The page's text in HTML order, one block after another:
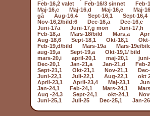
Feb-16,2 valet
Feb-16/3 sinnet Feb-
Maj-16,c
Maj-16,d Maj-16,e Maj-
gå
Aug-16,4 Sept-16,1 Sept-16,4
Nov-16,2/bild:6
Dec-16,a Dec-16,e
Juni-17a
Juni-17,g mon Juni-17,h
Feb-18,a
Mars-18/bild Mars,a
Aug-18,6
Sept-18,1 Okt-18,1
Feb-19,d/bild
Mars-19a Mars-19e/
aug-19,a
Sept-19,a Okt-19,1/ bild
mars-20,i
april-20,1 maj-20,1
Dec-20,1
Jan-21,a Jan-21,d Feb-
Sept-21,1
Okt-21,1 Nov-21,1
Juni-22,1
Juli-22,1 Aug-22,1 okt
April-23,1
April-23,4 Maj-23,1
Jan-24,1
Feb-24,1 Mars-24,1
Aug -24,3
Sept-24,1 okt-24,1
Juni-25,1
Juli-25 Dec-25,1 Jan-